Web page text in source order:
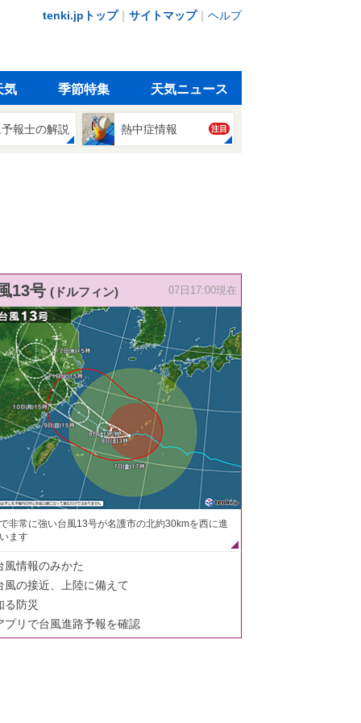
tenki.jpトップ｜ サイトマップ｜ ヘルプ
気 季節特集 天気ニュース
報士の解説 熱中症情報 注目
13号 (ドルフィン) 07日17:00現在
非常に強い台風13号が名護市の北約30kmを西に進
ます
風情報のみかた
風の接近、上陸に備えて
る防災
プリで台風進路予報を確認